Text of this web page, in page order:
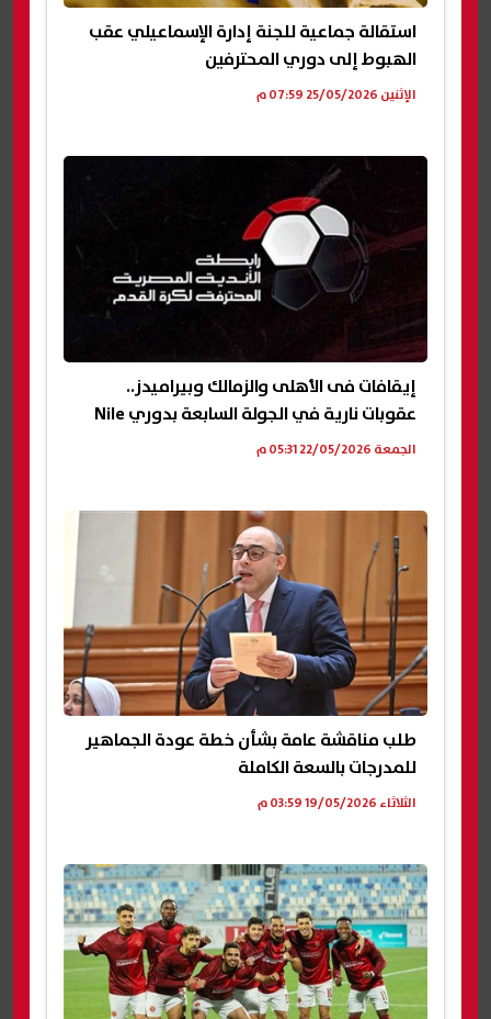
استقالة جماعية للجنة إدارة الإسماعيلي عقب
الهبوط إلى دوري المحترفين
الإثنين 25/05/2026 07:59 م
إيقافات فى الأهلى والزمالك وبيراميدز..
عقوبات نارية في الجولة السابعة بدوري Nile
الجمعة 22/05/2026 05:31 م
طلب مناقشة عامة بشأن خطة عودة الجماهير
للمدرجات بالسعة الكاملة
الثلاثاء 19/05/2026 03:59 م